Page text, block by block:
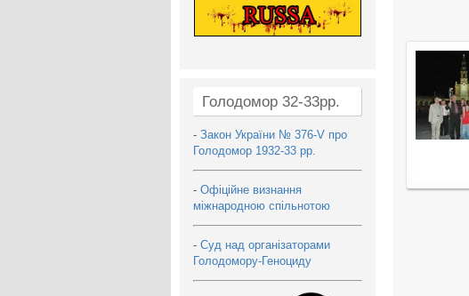
Голодомор 32-33рр.
- Закон України № 376-V про
Голодомор 1932-33 рр.
- Офіційне визнання
міжнародною спільнотою
- Суд над організаторами
Голодомору-Геноциду